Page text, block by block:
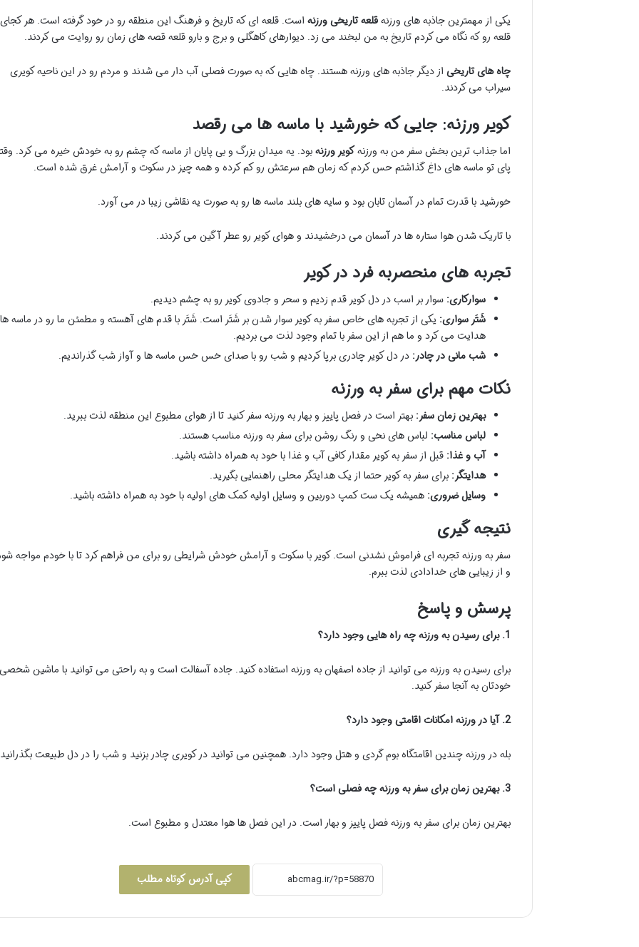
یکی از مهمترین جاذبه های ورزنهقلعه تاریخی ورزنه است. قلعه ای که تاریخ و فرهنگ این منطقه رو در خود گرفته است. هر کجای
قلعه رو که نگاه می کردم تاریخ به من لبخند می زد. دیوارهای کاهگلی و برج و بارو قلعه قصه های زمان رو روایت می کردند.
چاه های تاریخی از دیگر جاذبه های ورزنه هستند. چاه هایی که به صورت فصلی آب دار می شدند و مردم رو در این ناحیه کویری
سیراب می کردند.
کویر ورزنه: جایی که خورشید با ماسه ها می رقصد
اما جذاب ترین بخش سفر من به ورزنهکویر ورزنهبود. یه میدان بزرگ و بی پایان از ماسه که چشم رو به خودش خیره می کرد.
پای تو ماسه های داغ گذاشتم حس کردم که زمان هم سرعتش رو کم کرده و همه چیز در سکوت و آرامش غرق شده است.
خورشید با قدرت تمام در آسمان تابان بود و سایه های بلند ماسه ها رو به صورت یه نقاشی زیبا در می آورد.
با تاریک شدن هوا ستاره ها در آسمان می درخشیدند و هوای کویر رو عطر آگین می کردند.
تجربه های منحصربه فرد در کویر
سوارکاری: سوار بر اسب در دل کویر قدم زدیم و سحر و جادوی کویر رو به چشم دیدیم.
شَتَر سواری: یکی از تجربه های خاص سفر به کویر سوار شدن بر شَتَر است. شَتَر با قدم های آهسته و مطمئن ما رو در ماسه ها
هدایت می کرد و ما هم از این سفر با تمام وجود لذت می بردیم.
شب مانی در چادر: در دل کویر چادری برپا کردیم و شب رو با صدای خس خس ماسه ها و آواز شب گذراندیم.
نکات مهم برای سفر به ورزنه
بهترین زمان سفر: بهتر است در فصل پاییز و بهار به ورزنه سفر کنید تا از هوای مطبوع این منطقه لذت ببرید.
لباس مناسب: لباس های نخی و رنگ روشن برای سفر به ورزنه مناسب هستند.
آب و غذا: قبل از سفر به کویر مقدار کافی آب و غذا با خود به همراه داشته باشید.
هدایتگر: برای سفر به کویر حتما از یک هدایتگر محلی راهنمایی بگیرید.
وسایل ضروری: همیشه یک ست کمپ دوربین و وسایل اولیه کمک های اولیه با خود به همراه داشته باشید.
نتیجه گیری
سفر به ورزنه تجربه ای فراموش نشدنی است. کویر با سکوت و آرامش خودش شرایطی رو برای من فراهم کرد تا با خودم مواجه
و از زیبایی های خدادادی لذت ببرم.
پرسش و پاسخ
1. برای رسیدن به ورزنه چه راه هایی وجود دارد؟
برای رسیدن به ورزنه می توانید از جاده اصفهان به ورزنه استفاده کنید. جاده آسفالت است و به راحتی می توانید با ماشین
خودتان به آنجا سفر کنید.
2. آیا در ورزنه امکانات اقامتی وجود دارد؟
بله در ورزنه چندین اقامتگاه بوم گردی و هتل وجود دارد. همچنین می توانید در کویری چادر بزنید و شب را در دل طبیعت
3. بهترین زمان برای سفر به ورزنه چه فصلی است؟
بهترین زمان برای سفر به ورزنه فصل پاییز و بهار است. در این فصل ها هوا معتدل و مطبوع است.
کپی آدرس کوتاه مطلب